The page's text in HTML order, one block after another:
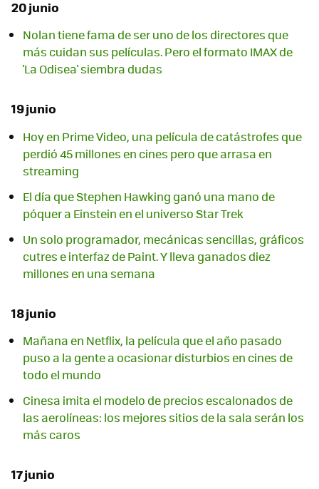
20 junio
Nolan tiene fama de ser uno de los directores que
más cuidan sus películas. Pero el formato IMAX de
'La Odisea' siembra dudas
19 junio
Hoy en Prime Video, una película de catástrofes que
perdió 45 millones en cines pero que arrasa en
streaming
El día que Stephen Hawking ganó una mano de
póquer a Einstein en el universo Star Trek
Un solo programador, mecánicas sencillas, gráficos
cutres e interfaz de Paint. Y lleva ganados diez
millones en una semana
18 junio
Mañana en Netflix, la película que el año pasado
puso a la gente a ocasionar disturbios en cines de
todo el mundo
Cinesa imita el modelo de precios escalonados de
las aerolíneas: los mejores sitios de la sala serán los
más caros
17 junio